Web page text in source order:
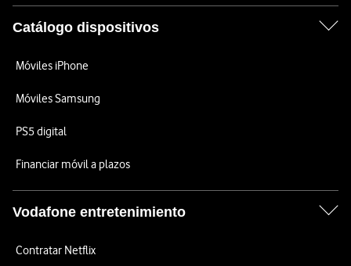
Catálogo dispositivos
Móviles iPhone
Móviles Samsung
PS5 digital
Financiar móvil a plazos
Vodafone entretenimiento
Contratar Netflix